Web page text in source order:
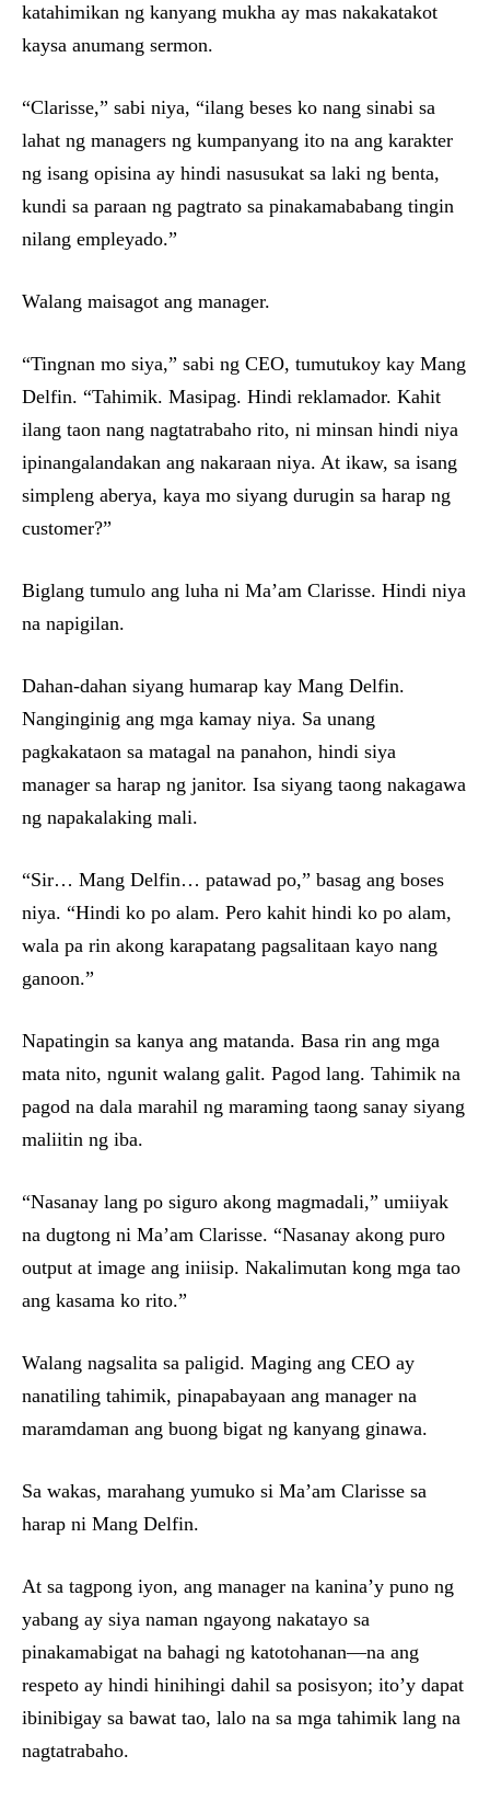
katahimikan ng kanyang mukha ay mas nakakatakot
kaysa anumang sermon.
“Clarisse,” sabi niya, “ilang beses ko nang sinabi sa
lahat ng managers ng kumpanyang ito na ang karakter
ng isang opisina ay hindi nasusukat sa laki ng benta,
kundi sa paraan ng pagtrato sa pinakamababang tingin
nilang empleyado.”
Walang maisagot ang manager.
“Tingnan mo siya,” sabi ng CEO, tumutukoy kay Mang
Delfin. “Tahimik. Masipag. Hindi reklamador. Kahit
ilang taon nang nagtatrabaho rito, ni minsan hindi niya
ipinangalandakan ang nakaraan niya. At ikaw, sa isang
simpleng aberya, kaya mo siyang durugin sa harap ng
customer?”
Biglang tumulo ang luha ni Ma’am Clarisse. Hindi niya
na napigilan.
Dahan-dahan siyang humarap kay Mang Delfin.
Nanginginig ang mga kamay niya. Sa unang
pagkakataon sa matagal na panahon, hindi siya
manager sa harap ng janitor. Isa siyang taong nakagawa
ng napakalaking mali.
“Sir… Mang Delfin… patawad po,” basag ang boses
niya. “Hindi ko po alam. Pero kahit hindi ko po alam,
wala pa rin akong karapatang pagsalitaan kayo nang
ganoon.”
Napatingin sa kanya ang matanda. Basa rin ang mga
mata nito, ngunit walang galit. Pagod lang. Tahimik na
pagod na dala marahil ng maraming taong sanay siyang
maliitin ng iba.
“Nasanay lang po siguro akong magmadali,” umiiyak
na dugtong ni Ma’am Clarisse. “Nasanay akong puro
output at image ang iniisip. Nakalimutan kong mga tao
ang kasama ko rito.”
Walang nagsalita sa paligid. Maging ang CEO ay
nanatiling tahimik, pinapabayaan ang manager na
maramdaman ang buong bigat ng kanyang ginawa.
Sa wakas, marahang yumuko si Ma’am Clarisse sa
harap ni Mang Delfin.
At sa tagpong iyon, ang manager na kanina’y puno ng
yabang ay siya naman ngayong nakatayo sa
pinakamabigat na bahagi ng katotohanan—na ang
respeto ay hindi hinihingi dahil sa posisyon; ito’y dapat
ibinibigay sa bawat tao, lalo na sa mga tahimik lang na
nagtatrabaho.